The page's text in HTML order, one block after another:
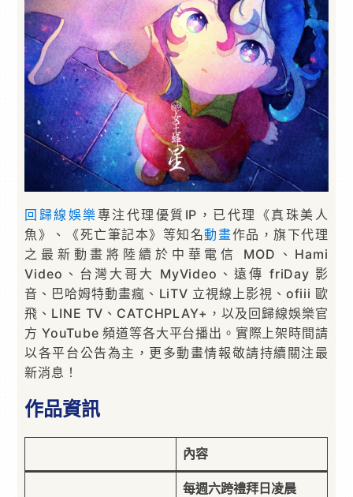
回歸線娛樂專注代理優質IP，已代理《真珠美人
魚》、《死亡筆記本》等知名動畫作品，旗下代理
之最新動畫將陸續於中華電信 MOD、Hami
Video、台灣大哥大 MyVideo、遠傳 friDay 影
音、巴哈姆特動畫瘋、LiTV 立視線上影視、ofiii 歐
飛、LINE TV、CATCHPLAY+，以及回歸線娛樂官
方 YouTube 頻道等各大平台播出。實際上架時間請
以各平台公告為主，更多動畫情報敬請持續關注最
新消息！
作品資訊
內容
每週六跨禮拜日凌晨